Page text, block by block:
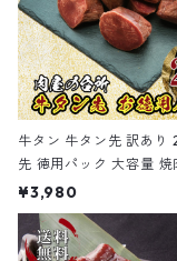
牛タン 牛タン先 訳あり
先 徳用パック 大容量 焼
【送料無料】
¥3,980